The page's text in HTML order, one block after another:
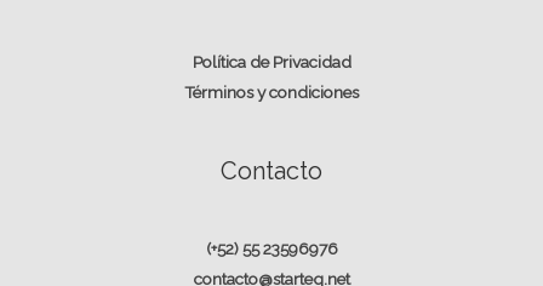
Política de Privacidad
Términos y condiciones
Contacto
(+52) 55 23596976
contacto@starteq.net